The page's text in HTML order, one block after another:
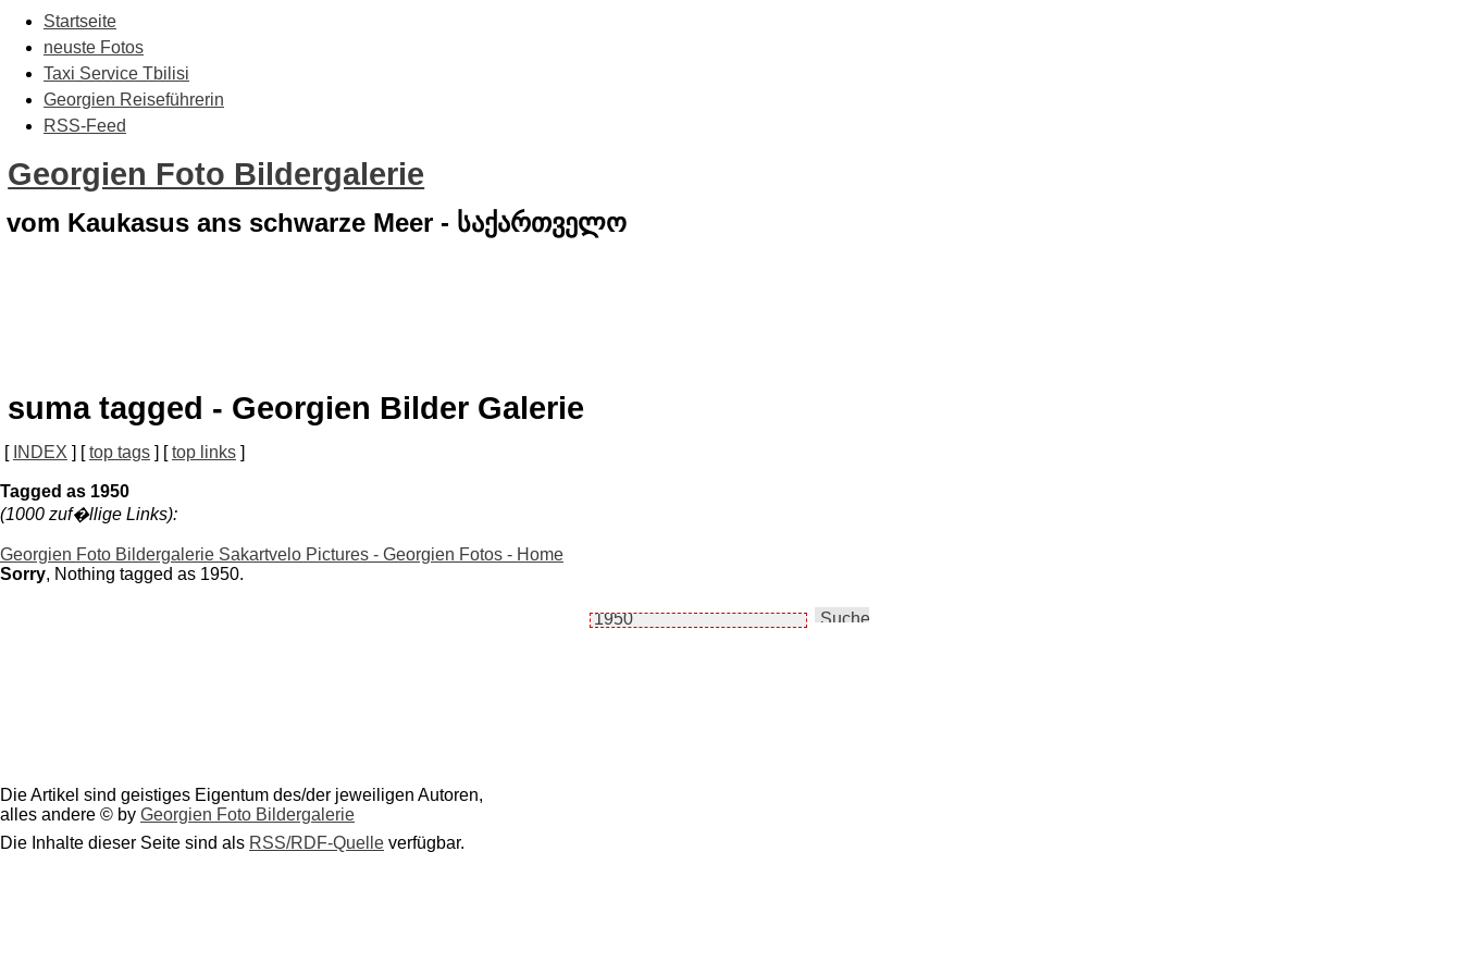
Startseite
neuste Fotos
Taxi Service Tbilisi
Georgien Reiseführerin
RSS-Feed
Georgien Foto Bildergalerie
vom Kaukasus ans schwarze Meer - საქართველო
suma tagged - Georgien Bilder Galerie
[ INDEX ] [top tags ] [top links ]
Tagged as 1950
(1000 zuf�llige Links):
Georgien Foto Bildergalerie Sakartvelo Pictures - Georgien Fotos - Home
Sorry, Nothing tagged as 1950.
Die Artikel sind geistiges Eigentum des/der jeweiligen Autoren,
alles andere © by Georgien Foto Bildergalerie
Die Inhalte dieser Seite sind als RSS/RDF-Quelle verfügbar.